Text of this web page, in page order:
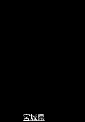
宮城県